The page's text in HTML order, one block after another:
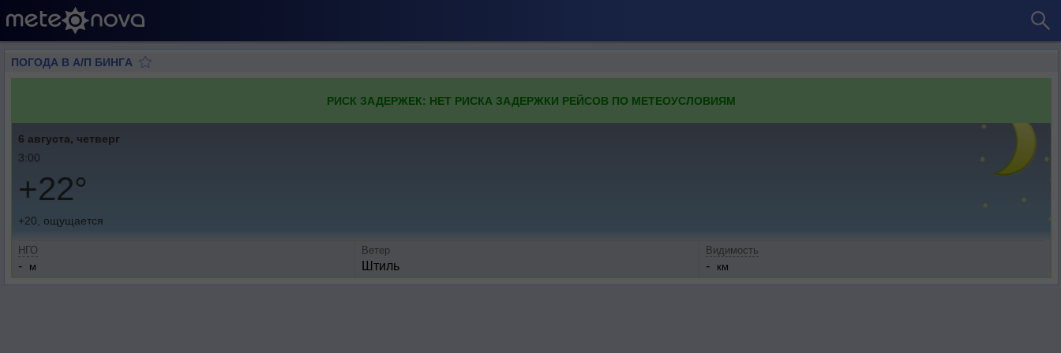
ПОГОДА В А/П БИНГA
РИСК ЗАДЕРЖЕК: НЕТ РИСКА ЗАДЕРЖКИ РЕЙСОВ ПО МЕТЕОУСЛОВИЯМ
6 августа, четверг
3:00
+22°
+20, ощущается
НГО
- м
Ветер
Штиль
Видимость
- км